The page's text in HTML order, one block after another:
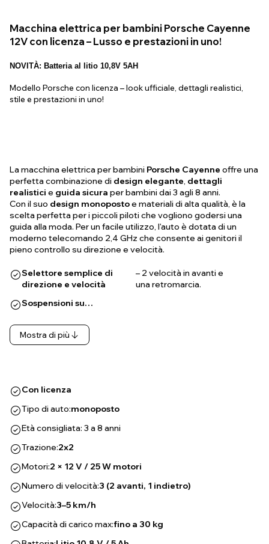
Macchina elettrica per bambini Porsche Cayenne
12V con licenza – Lusso e prestazioni in uno!
NOVITÀ: Batteria al litio 10,8V 5AH
Modello Porsche con licenza – look ufficiale, dettagli realistici,
stile e prestazioni in uno!
La macchina elettrica per bambini Porsche Cayenne offre una
perfetta combinazione di design elegante, dettagli
realistici e guida sicura per bambini dai 3 agli 8 anni.
Con il suo design monopostoe materiali di alta qualità, è la
scelta perfetta per i piccoli piloti che vogliono godersi una
guida alla moda. Per un facile utilizzo, l'auto è dotata di un
moderno telecomando 2,4 GHz che consente ai genitori il
pieno controllo su direzione e velocità.
Selettore semplice di
direzione e velocità
– 2 velocità in avanti e
una retromarcia.
Sospensioni su…
Mostra di più
Con licenza
Tipo di auto:monoposto
Età consigliata: 3 a 8 anni
Trazione:2x2
Motori:2 × 12 V / 25 W motori
Numero di velocità:3 (2 avanti, 1 indietro)
Velocità:3–5 km/h
Capacità di carico max:fino a 30 kg